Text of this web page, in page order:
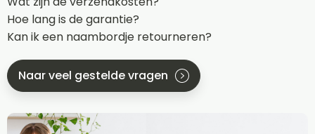
Hoe lang is de garantie?
Kan ik een naambordje retourneren?
Naar veel gestelde vragen